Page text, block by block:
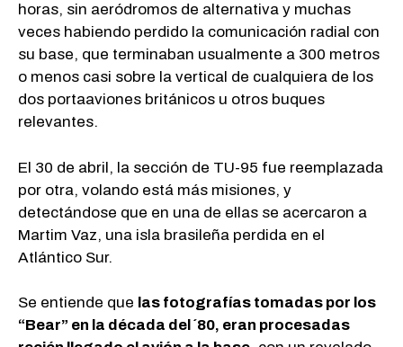
horas, sin aeródromos de alternativa y muchas
veces habiendo perdido la comunicación radial con
su base, que terminaban usualmente a 300 metros
o menos casi sobre la vertical de cualquiera de los
dos portaaviones británicos u otros buques
relevantes.
El 30 de abril, la sección de TU-95 fue reemplazada
por otra, volando está más misiones, y
detectándose que en una de ellas se acercaron a
Martim Vaz, una isla brasileña perdida en el
Atlántico Sur.
Se entiende que las fotografías tomadas por los
“Bear” en la década del ´80, eran procesadas